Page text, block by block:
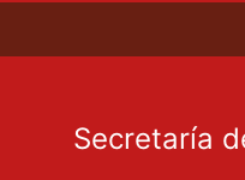
Secretaría